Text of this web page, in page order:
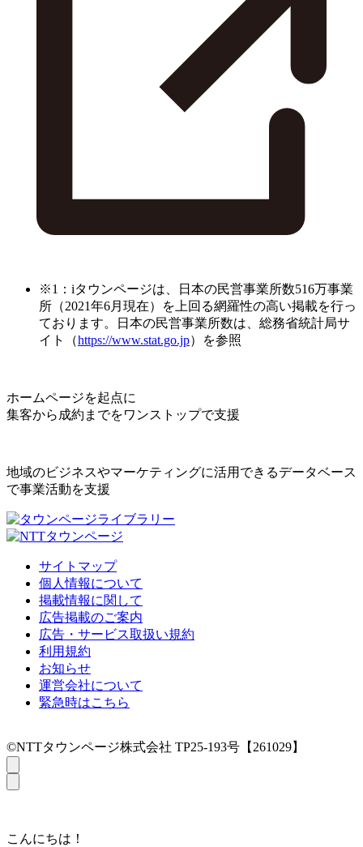
※1：iタウンページは、日本の民営事業所数516万事業
所（2021年6月現在）を上回る網羅性の高い掲載を行っ
ております。日本の民営事業所数は、総務省統計局サ
イト（https://www.stat.go.jp）を参照
ホームページを起点に
集客から成約までをワンストップで支援
地域のビジネスやマーケティングに活用できるデータベース
で事業活動を支援
サイトマップ
個人情報について
掲載情報に関して
広告掲載のご案内
広告・サービス取扱い規約
利用規約
お知らせ
運営会社について
緊急時はこちら
©NTTタウンページ株式会社 TP25-193号【261029】
こんにちは！